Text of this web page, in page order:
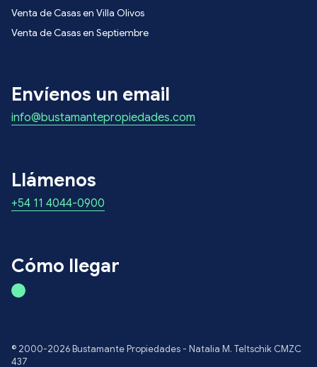
Venta de Casas en Villa Olivos
Venta de Casas en Septiembre
Envíenos un email
info@bustamantepropiedades.com
Llámenos
+54 11 4044-0900
Cómo llegar
© 2000-2026 Bustamante Propiedades - Natalia M. Teltschik CMZC
437